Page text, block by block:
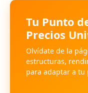
Tu Punto
Precios
Olvídate de la
estructuras,
para adaptar a tu